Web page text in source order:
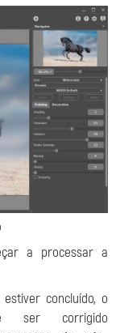
a processar a
concluído, o
ser corrigido